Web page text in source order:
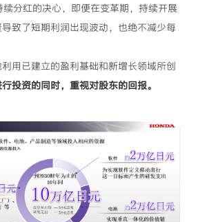
分红的决心，即便在变革期，持续开展
致了短期利润出现波动，也绝不减少每
用已建立的盈利基础和新增长领域所创
投资的同时，重视对股东的回报。